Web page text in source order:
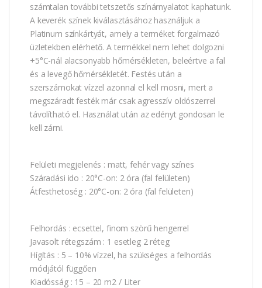
számtalan további tetszetős színárnyalatot kaphatunk.
A keverék színek kiválasztásához használjuk a
Platinum színkártyát, amely a terméket forgalmazó
üzletekben elérhető. A termékkel nem lehet dolgozni
+5°C-nál alacsonyabb hőmérsékleten, beleértve a fal
és a levegő hőmérsékletét. Festés után a
szerszámokat vízzel azonnal el kell mosni, mert a
megszáradt festék már csak agresszív oldószerrel
távolítható el. Használat után az edényt gondosan le
kell zárni.
Felületi megjelenés : matt, fehér vagy színes
Száradási ido : 20°C-on: 2 óra (fal felületen)
Átfesthetoség : 20°C-on: 2 óra (fal felületen)
Felhordás : ecsettel, finom szörű hengerrel
Javasolt rétegszám : 1 esetleg 2 réteg
Hígítás : 5 – 10% vízzel, ha szükséges a felhordás
módjától függően
Kiadósság : 15 – 20 m2 / Liter